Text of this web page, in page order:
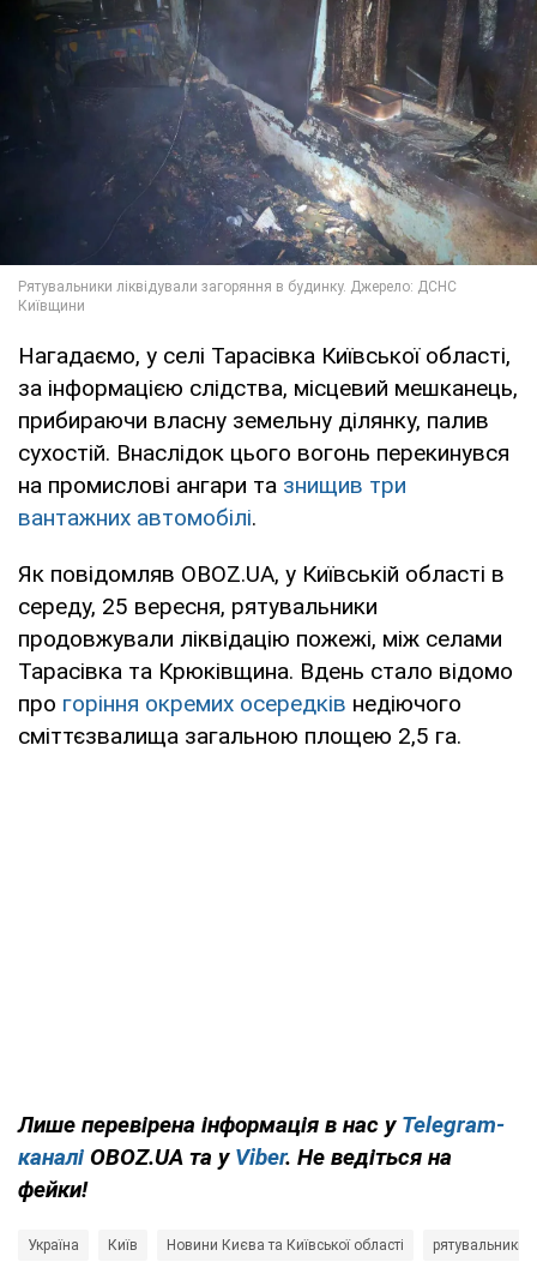
Нагадаємо, у селі Тарасівка Київської області,
за інформацією слідства, місцевий мешканець,
прибираючи власну земельну ділянку, палив
сухостій. Внаслідок цього вогонь перекинувся
на промислові ангари та знищив три
вантажних автомобілі.
Як повідомляв OBOZ.UA, у Київській області в
середу, 25 вересня, рятувальники
продовжували ліквідацію пожежі, між селами
Тарасівка та Крюківщина. Вдень стало відомо
про горіння окремих осередків недіючого
сміттєзвалища загальною площею 2,5 га.
Лише перевірена інформація в нас у Telegram-
каналі OBOZ.UA та у Viber. Не ведіться на
фейки!
Україна Київ Новини Києва та Київської області рятувальники